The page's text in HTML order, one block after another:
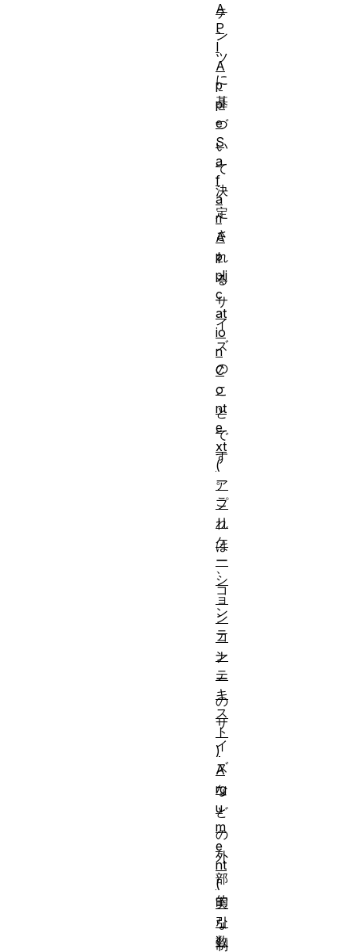
テ
ン
ツ
に
基
づ
い
て
決
定
さ
れ
る
サ
イ
ズ
の
こ
と
で
す
。
こ
れ
は
、
コ
ン
テ
ナ
ー
の
サ
イ
ズ
な
ど
の
外
部
的
な
制
A
P
I
A
p
pl
e
S
a
f
a
ri
A
p
pli
c
at
io
n
C
o
nt
e
xt
(
ア
プ
リ
ケ
ー
シ
ョ
ン
コ
ン
テ
キ
ス
ト
)
A
rg
u
m
e
nt
(
実
引
数